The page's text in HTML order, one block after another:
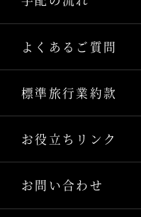
よくあるご質問
標準旅行業約款
お役立ちリンク
お問い合わせ